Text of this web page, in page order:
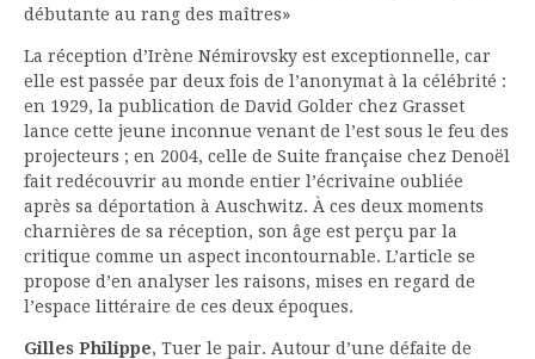
débutante au rang des maîtres»
La réception d’Irène Némirovsky est exceptionnelle, car
elle est passée par deux fois de l’anonymat à la célébrité :
en 1929, la publication de David Golder chez Grasset
lance cette jeune inconnue venant de l’est sous le feu des
projecteurs ; en 2004, celle de Suite française chez Denoël
fait redécouvrir au monde entier l’écrivaine oubliée
après sa déportation à Auschwitz. À ces deux moments
charnières de sa réception, son âge est perçu par la
critique comme un aspect incontournable. L’article se
propose d’en analyser les raisons, mises en regard de
l’espace littéraire de ces deux époques.
Gilles Philippe, Tuer le pair. Autour d’une défaite de